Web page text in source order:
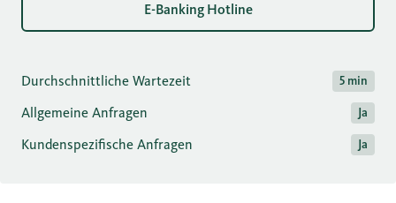
E-Banking Hotline
Durchschnittliche Wartezeit 5 min
Allgemeine Anfragen Ja
Kundenspezifische Anfragen Ja